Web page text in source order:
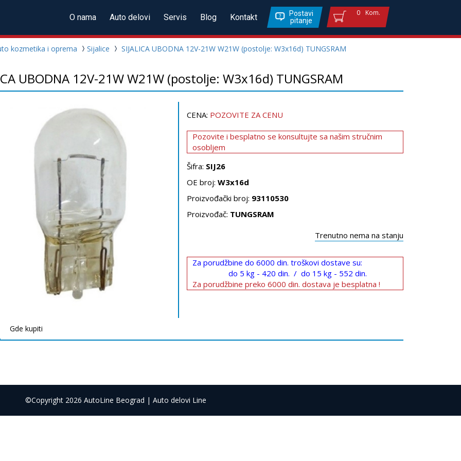
O nama Auto delovi Servis Blog Kontakt
Postavi
pitanje
0 Kom.
kozmetika i oprema Sijalice SIJALICA UBODNA 12V-21W W21W (postolje: W3x16d) TUNGSRAM
UBODNA 12V-21W W21W (postolje: W3x16d) TUNGSRAM
CENA: POZOVITE ZA CENU
Pozovite i besplatno se konsultujte sa našim stručnim
osobljem
Šifra: SIJ26
OE broj: W3x16d
Proizvođački broj: 93110530
Proizvođač: TUNGSRAM
Trenutno nema na stanju
Za porudžbine do 6000 din. troškovi dostave su:
do 5 kg - 420 din. / do 15 kg - 552 din.
Za porudžbine preko 6000 din. dostava je besplatna !
Gde kupiti
©Copyright 2026 AutoLine Beograd | Auto delovi Line